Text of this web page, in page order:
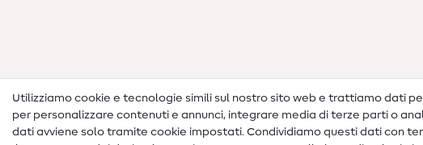
Utilizziamo cookie e tecnologie simili sul nostro sito web e trattiamo dati
per personalizzare contenuti e annunci, integrare media di terze parti o
dati avviene solo tramite cookie impostati. Condividiamo questi dati con
Informazioni legali Privacy Condizioni generali